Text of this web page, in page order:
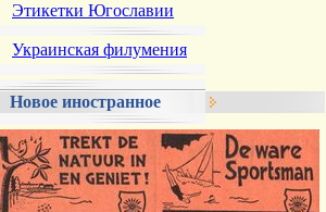
Этикетки Югославии
Украинская филумения
Новое иностранное